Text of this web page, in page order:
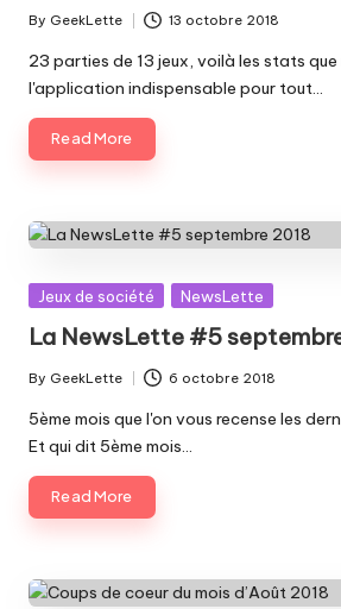
Posted
by
By GeekLette 13 octobre 2018
23 parties de 13 jeux, voilà les stats
l'application indispensable pour tout…
Read More
Posted
Jeux de société NewsLette
La NewsLette #5
Posted
by
By GeekLette 6 octobre 2018
5ème mois que l'on vous recense les
Et qui dit 5ème mois…
Read More